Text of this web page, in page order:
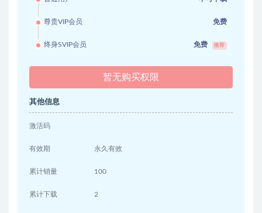
尊贵VIP会员 免费
终身SVIP会员 免费 推荐
暂无购买权限
其他信息
激活码
有效期 永久有效
累计销量 100
累计下载 2